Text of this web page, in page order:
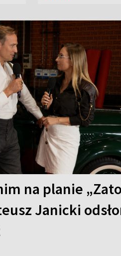
na planie
Janicki